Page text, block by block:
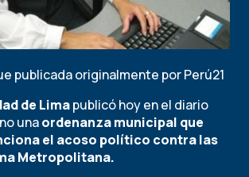
publicada originalmente por Perú21
de Limapublicó hoy en el diario
unaordenanza municipal que
el acoso político contra las
Metropolitana.